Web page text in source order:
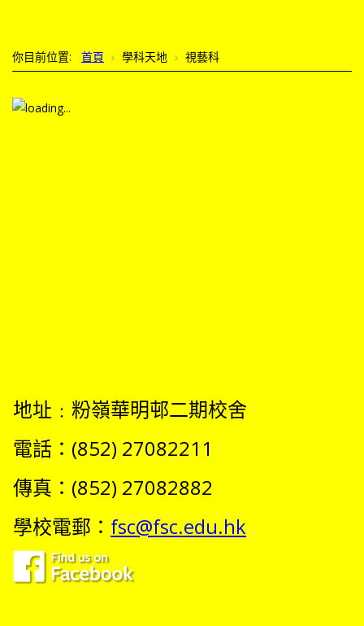
你目前位置: 首頁 學科天地 視藝科
地址﹕粉嶺華明邨二期校舍
電話：(852) 27082211
傳真：(852) 27082882
學校電郵： fsc@fsc.edu.hk